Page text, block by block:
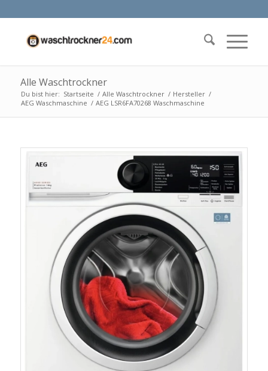
Alle Waschtrockner
Du bist hier: Startseite / Alle Waschtrockner / Hersteller /
AEG Waschmaschine / AEG LSR6FA70268 Waschmaschine